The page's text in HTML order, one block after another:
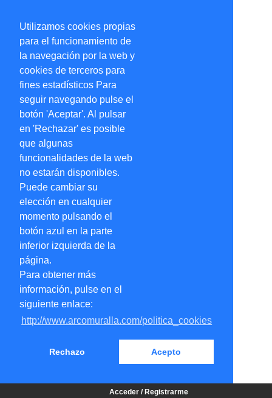
Utilizamos cookies propias
para el funcionamiento de
la navegación por la web y
cookies de terceros para
fines estadísticos Para
seguir navegando pulse el
botón 'Aceptar'. Al pulsar
en 'Rechazar' es posible
que algunas
funcionalidades de la web
no estarán disponibles.
Puede cambiar su
elección en cualquier
momento pulsando el
botón azul en la parte
inferior izquierda de la
página.
Para obtener más
información, pulse en el
siguiente enlace:
http://www.arcomuralla.com/politica_cookies
Rechazo Acepto
Acceder / Registrarme